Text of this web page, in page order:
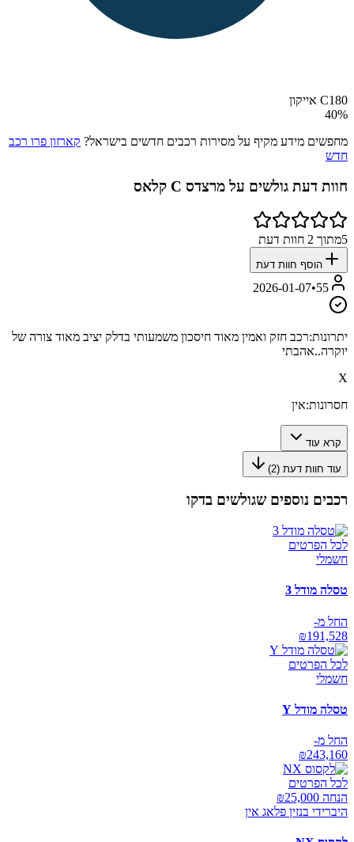
C180 אייקון
40%
מחפשים מידע מקיף על מסירות רכבים חדשים בישראל? קארזון פרו רכב
חדש
חוות דעת גולשים על מרצדס C קלאס
5מתוך 2 חוות דעת
הוסף חוות דעת
55
•
2026-01-07
יתרונות:רכב חזק ואמין מאוד חיסכון משמעותי בדלק יציב מאוד צורה של
יוקרה..אהבתי
X
חסרונות:אין
קרא עוד
עוד חוות דעת (2
)
רכבים נוספים שגולשים בדקו
לכל הפרטים
חשמלי
טסלה מודל 3
החל מ-
₪191,528
לכל הפרטים
חשמלי
טסלה מודל Y
החל מ-
₪243,160
לכל הפרטים
הנחה ₪ 25,000
היברידי בנזין פלאג אין